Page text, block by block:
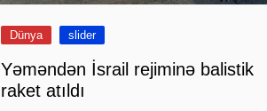
Dünya slider
Yəməndən İsrail rejiminə balistik
raket atıldı